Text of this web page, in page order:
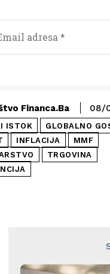
Financa.ba 08/
ISTOK
GLOBALNO
INFLACIJA
MMF
TRGOVINA